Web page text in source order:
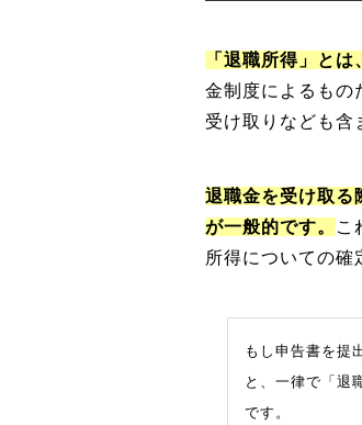
「退職所得」と
金制度によるもの
受け取りなども含
退職金を受け取る
が一般的です。
こ
所得についての確
もし申告書を提
と、一律で「退
です。